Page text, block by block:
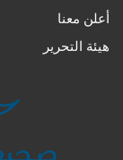
أعلن معنا
هيئة التحرير